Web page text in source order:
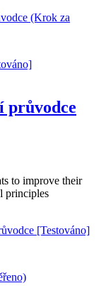
(Krok za
průvodce
to improve their
principles
[Testováno]